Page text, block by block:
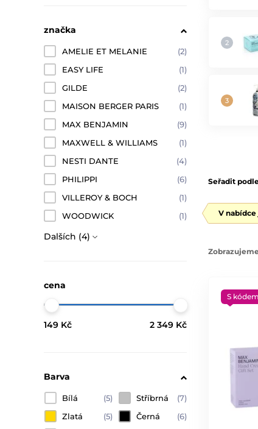
značka
AMELIE ET MELANIE
(2)
EASY LIFE
(1)
GILDE
(2)
MAISON BERGER PARIS
(1)
MAX BENJAMIN
(9)
MAXWELL & WILLIAMS
(1)
NESTI DANTE
(4)
PHILIPPI
(6)
VILLEROY & BOCH
(1)
WOODWICK
(1)
Dalších (4)
cena
149 Kč 2 349 Kč
Barva
Bílá (5) Stříbrná
(7)
Zlatá
(5) Černá
(6)
Seřadit
V
S